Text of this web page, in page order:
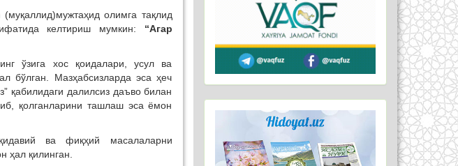
олимга тақлид
келтириш мумкин: “Агар
ўзига хос қоидалари, усул ва
бўлган. Мазҳабсизларда эса ҳеч
қабилидаги далилсиз даъво билан
қолганларини ташлаш эса ёмон
ва фиқҳий масалаларни
ҳал қилинган.